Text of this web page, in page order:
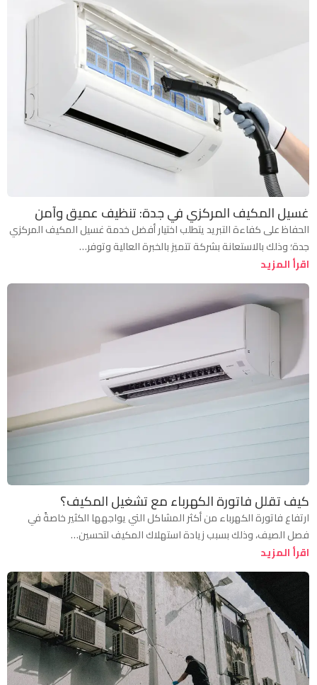
غسيل المكيف المركزي في جدة: تنظيف عميق وآمن
الحفاظ على كفاءة التبريد يتطلب اختيار أفضل خدمة غسيل المكيف المركزي
جدة؛ وذلك بالاستعانة بشركة تتميز بالخبرة العالية وتوفر…
اقرأ المزيد
كيف تقلل فاتورة الكهرباء مع تشغيل المكيف؟
ارتفاع فاتورة الكهرباء من أكثر المشاكل التي يواجهها الكثير خاصةً في
فصل الصيف، وذلك بسبب زيادة استهلاك المكيف لتحسين…
اقرأ المزيد